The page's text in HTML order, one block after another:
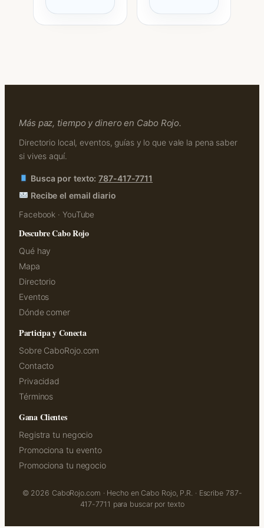
Más paz, tiempo y dinero en Cabo Rojo.
Directorio local, eventos, guías y lo que vale la pena saber
si vives aquí.
Busca por texto:787-417-7711
Recibe el email diario
Facebook · YouTube
Descubre Cabo Rojo
Qué hay
Mapa
Directorio
Eventos
Dónde comer
Participa y Conecta
Sobre CaboRojo.com
Contacto
Privacidad
Términos
Gana Clientes
Registra tu negocio
Promociona tu evento
Promociona tu negocio
© 2026 CaboRojo.com · Hecho en Cabo Rojo, P.R. · Escribe 787-
417-7711 para buscar por texto